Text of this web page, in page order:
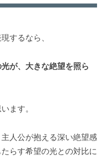
するなら、
が、大きな絶望を照ら
ます。
人公が抱える深い絶望感
らす希望の光との対比に